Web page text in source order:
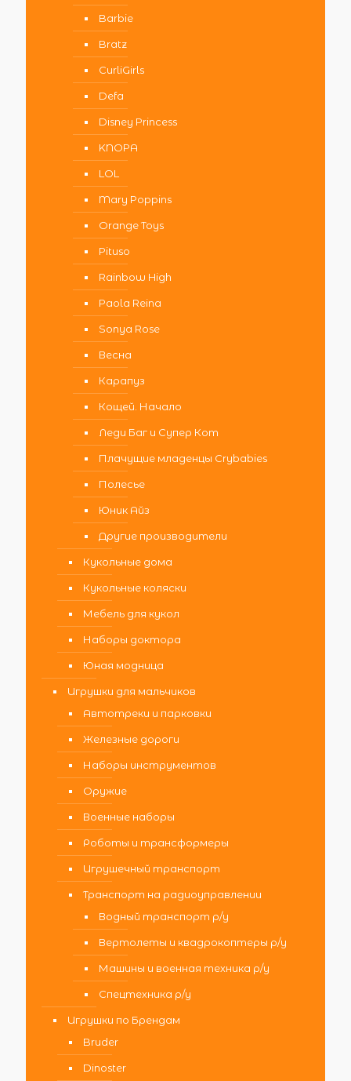
Barbie
Bratz
CurliGirls
Defa
Disney Princess
KNOPA
LOL
Mary Poppins
Orange Toys
Pituso
Rainbow High
Paola Reina
Sonya Rose
Весна
Карапуз
Кощей. Начало
Леди Баг и Супер Кот
Плачущие младенцы Crybabies
Полесье
Юник Айз
Другие производители
Кукольные дома
Кукольные коляски
Мебель для кукол
Наборы доктора
Юная модница
Игрушки для мальчиков
Автотреки и парковки
Железные дороги
Наборы инструментов
Оружие
Военные наборы
Роботы и трансформеры
Игрушечный транспорт
Транспорт на радиоуправлении
Водный транспорт р/у
Вертолеты и квадрокоптеры р/у
Машины и военная техника р/у
Спецтехника р/у
Игрушки по Брендам
Bruder
Dinoster